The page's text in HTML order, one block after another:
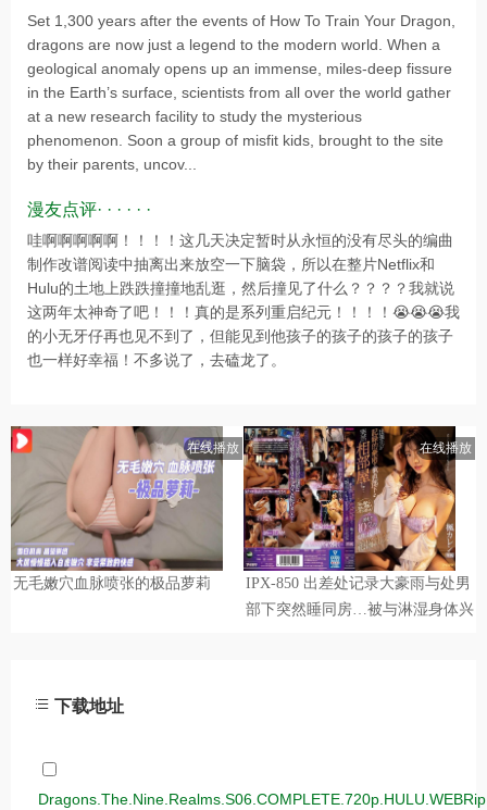
Set 1,300 years after the events of How To Train Your Dragon,
dragons are now just a legend to the modern world. When a
geological anomaly opens up an immense, miles-deep fissure
in the Earth’s surface, scientists from all over the world gather
at a new research facility to study the mysterious
phenomenon. Soon a group of misfit kids, brought to the site
by their parents, uncov...
漫友点评· · · · · ·
哇啊啊啊啊啊！！！！这几天决定暂时从永恒的没有尽头的编曲
制作改谱阅读中抽离出来放空一下脑袋，所以在整片Netflix和
Hulu的土地上跌跌撞撞地乱逛，然后撞见了什么？？？？我就说
这两年太神奇了吧！！！真的是系列重启纪元！！！！😭😭😭我
的小无牙仔再也见不到了，但能见到他孩子的孩子的孩子的孩子
也一样好幸福！不多说了，去磕龙了。
下载地址